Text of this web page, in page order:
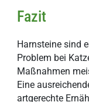
Fazit
Harnsteine sind
Problem bei
Maßnahmen
Eine
artgerechte